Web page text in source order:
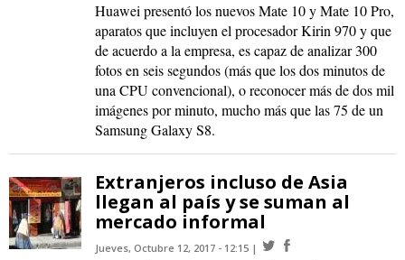
Huawei presentó los nuevos Mate 10 y Mate 10 Pro,
aparatos que incluyen el procesador Kirin 970 y que
de acuerdo a la empresa, es capaz de analizar 300
fotos en seis segundos (más que los dos minutos de
una CPU convencional), o reconocer más de dos mil
imágenes por minuto, mucho más que las 75 de un
Samsung Galaxy S8.
Extranjeros incluso de Asia
llegan al país y se suman al
mercado informal
Jueves, Octubre 12, 2017 - 12:15